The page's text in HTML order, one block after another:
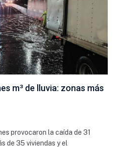
m³ de lluvia: zonas más
provocaron la caída de 31
de 35 viviendas y el